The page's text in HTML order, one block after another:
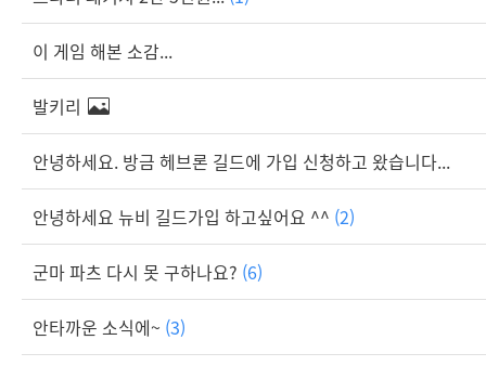
이 게임 해본 소감...
발키리
안녕하세요. 방금 헤브론 길드에 가입 신청하고 왔습니다...
안녕하세요 뉴비 길드가입 하고싶어요 ^^ (2)
군마 파츠 다시 못 구하나요? (6)
안타까운 소식에~ (3)